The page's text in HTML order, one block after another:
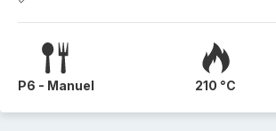
P6 - Manuel 210 °C